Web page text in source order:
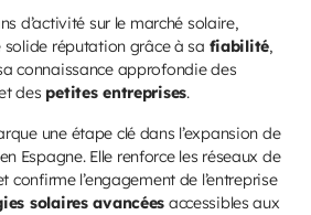
d’activité sur le marché solaire,
solide réputation grâce à sa fiabilité,
connaissance approfondie des
des petites entreprises.
une étape clé dans l’expansion de
Espagne. Elle renforce les réseaux de
l’engagement de l’entreprise
solaires avancées accessibles aux